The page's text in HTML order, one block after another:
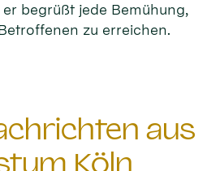
begrüßt jede Bemühung,
zu erreichen.
aus
Köln